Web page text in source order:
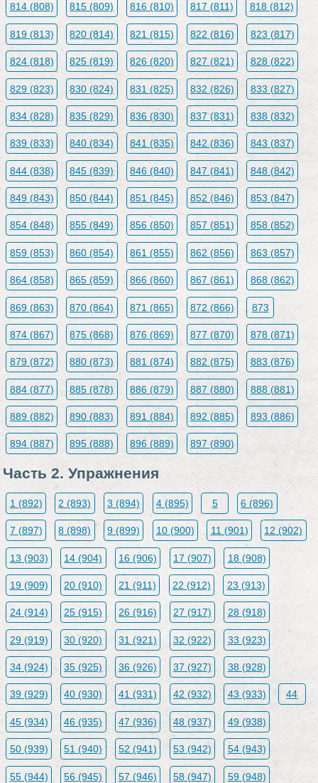
814 (808) 815 (809) 816 (810) 817 (811) 818 (812)
819 (813) 820 (814) 821 (815) 822 (816) 823 (817)
824 (818) 825 (819) 826 (820) 827 (821) 828 (822)
829 (823) 830 (824) 831 (825) 832 (826) 833 (827)
834 (828) 835 (829) 836 (830) 837 (831) 838 (832)
839 (833) 840 (834) 841 (835) 842 (836) 843 (837)
844 (838) 845 (839) 846 (840) 847 (841) 848 (842)
849 (843) 850 (844) 851 (845) 852 (846) 853 (847)
854 (848) 855 (849) 856 (850) 857 (851) 858 (852)
859 (853) 860 (854) 861 (855) 862 (856) 863 (857)
864 (858) 865 (859) 866 (860) 867 (861) 868 (862)
869 (863) 870 (864) 871 (865) 872 (866) 873
874 (867) 875 (868) 876 (869) 877 (870) 878 (871)
879 (872) 880 (873) 881 (874) 882 (875) 883 (876)
884 (877) 885 (878) 886 (879) 887 (880) 888 (881)
889 (882) 890 (883) 891 (884) 892 (885) 893 (886)
894 (887) 895 (888) 896 (889) 897 (890)
Часть 2. Упражнения
1 (892) 2 (893) 3 (894) 4 (895) 5 6 (896)
7 (897) 8 (898) 9 (899) 10 (900) 11 (901) 12 (902)
13 (903) 14 (904) 16 (906) 17 (907) 18 (908)
19 (909) 20 (910) 21 (911) 22 (912) 23 (913)
24 (914) 25 (915) 26 (916) 27 (917) 28 (918)
29 (919) 30 (920) 31 (921) 32 (922) 33 (923)
34 (924) 35 (925) 36 (926) 37 (927) 38 (928)
39 (929) 40 (930) 41 (931) 42 (932) 43 (933) 44
45 (934) 46 (935) 47 (936) 48 (937) 49 (938)
50 (939) 51 (940) 52 (941) 53 (942) 54 (943)
55 (944) 56 (945) 57 (946) 58 (947) 59 (948)